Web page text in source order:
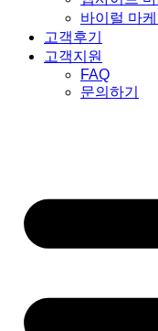
바이럴 마
고객후기
고객지원
FAQ
문의하기